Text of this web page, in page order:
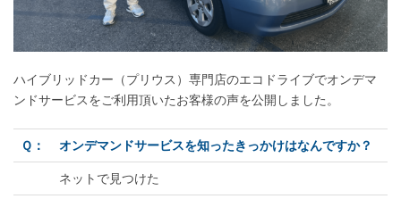
ハイブリッドカー（プリウス）専門店のエコドライブでオンデマ
ンドサービスをご利用頂いたお客様の声を公開しました。
Ｑ： オンデマンドサービスを知ったきっかけはなんですか？
ネットで見つけた